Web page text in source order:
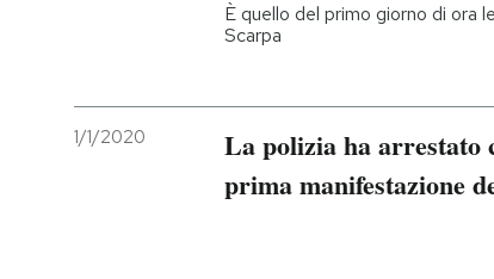
È quello del primo giorno di ora
Scarpa
1/1/2020
La polizia ha arrestato
prima manifestazione